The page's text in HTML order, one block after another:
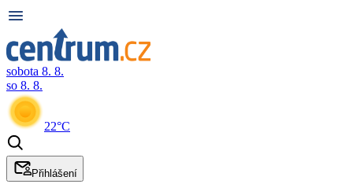
sobota 8. 8.
so 8. 8.
22°C
Přihlášení